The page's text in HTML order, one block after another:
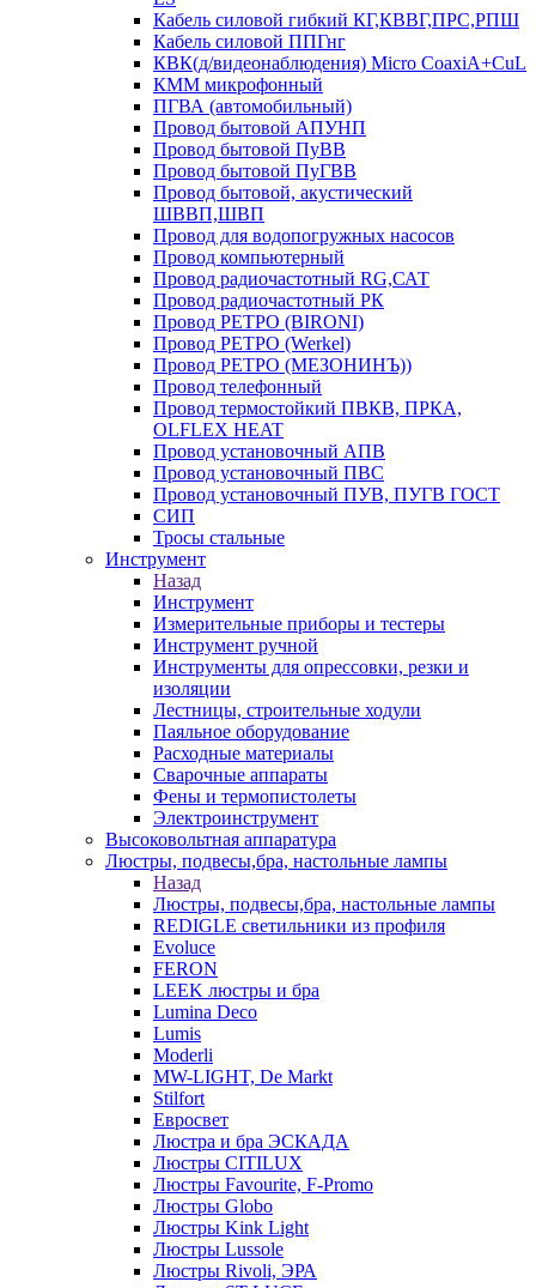
Кабель силовой гибкий КГ,КВВГ,ПРС,РПШ
Кабель силовой ППГнг
КВК(д/видеонаблюдения) Micro CoaxiA+CuL
КММ микрофонный
ПГВА (автомобильный)
Провод бытовой АПУНП
Провод бытовой ПуВВ
Провод бытовой ПуГВВ
Провод бытовой, акустический
ШВВП,ШВП
Провод для водопогружных насосов
Провод компьютерный
Провод радиочастотный RG,САТ
Провод радиочастотный РК
Провод РЕТРО (BIRONI)
Провод РЕТРО (Werkel)
Провод РЕТРО (МЕЗОНИНЪ))
Провод телефонный
Провод термостойкий ПВКВ, ПРКА,
OLFLEX HEAT
Провод установочный АПВ
Провод установочный ПВС
Провод установочный ПУВ, ПУГВ ГОСТ
СИП
Тросы стальные
Инструмент
Назад
Инструмент
Измерительные приборы и тестеры
Инструмент ручной
Инструменты для опрессовки, резки и
изоляции
Лестницы, строительные ходули
Паяльное оборудование
Расходные материалы
Сварочные аппараты
Фены и термопистолеты
Электроинструмент
Высоковольтная аппаратура
Люстры, подвесы,бра, настольные лампы
Назад
Люстры, подвесы,бра, настольные лампы
REDIGLE светильники из профиля
Evoluce
FERON
LEEK люстры и бра
Lumina Deco
Lumis
Moderli
MW-LIGHT, De Markt
Stilfort
Евросвет
Люстра и бра ЭСКАДА
Люстры CITILUX
Люстры Favourite, F-Promo
Люстры Globo
Люстры Kink Light
Люстры Lussole
Люстры Rivoli, ЭРА